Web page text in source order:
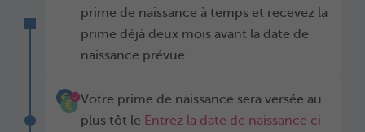
prime de naissance à temps et recevez la
prime déjà deux mois avant la date de
naissance prévue
Votre prime de naissance sera versée au
plus tôt le Entrez la date de naissance ci-